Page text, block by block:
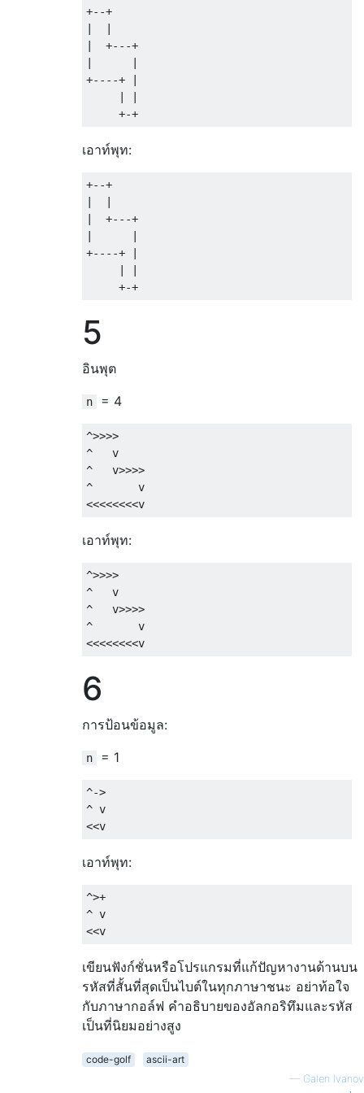
+--+
|  +---+
+----+ |
เอาท์พุท:
+--+
|  +---+
+----+ |
5
อินพุต
n = 4
^>>>>
^   v
^   v>>>>
^       v
เอาท์พุท:
^>>>>
^   v
^   v>>>>
^       v
6
การป้อนข้อมูล:
n = 1
^->
^ v
เอาท์พุท:
^>+
^ v
เขียนฟังก์ชั่นหรือโปรแกรมที่แก้ปัญหางานด้านบน
รหัสที่สั้นที่สุดเป็นไบต์ในทุกภาษาชนะ อย่าท้อใจ
กับภาษากอล์ฟ คำอธิบายของอัลกอริทึมและรหัส
เป็นที่นิยมอย่างสูง
code-golf
ascii-art
— Galen Ivanov